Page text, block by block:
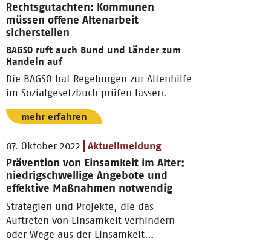
Rechtsgutachten: Kommunen
müssen offene Altenarbeit
sicherstellen
BAGSO ruft auch Bund und Länder zum
Handeln auf
Die BAGSO hat Regelungen zur Altenhilfe
im Sozialgesetzbuch prüfen lassen.
mehr erfahren
07. Oktober 2022 Aktuellmeldung
Prävention von Einsamkeit im Alter:
niedrigschwellige Angebote und
effektive Maßnahmen notwendig
Strategien und Projekte, die das
Auftreten von Einsamkeit verhindern
oder Wege aus der Einsamkeit